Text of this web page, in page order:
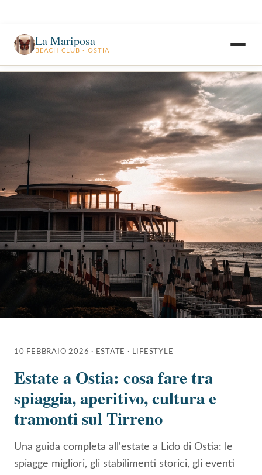
La Mariposa
BEACH CLUB · OSTIA
Home
10 FEBBRAIO 2026 · ESTATE · LIFESTYLE
Estate a Ostia: cosa fare tra
spiaggia, aperitivo, cultura e
tramonti sul Tirreno
Una guida completa all'estate a Lido di Ostia: le
spiagge migliori, gli stabilimenti storici, gli eventi